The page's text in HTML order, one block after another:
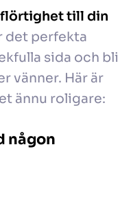
till din
det perfekta
sida och bli
vänner. Här är
ännu roligare:
någon